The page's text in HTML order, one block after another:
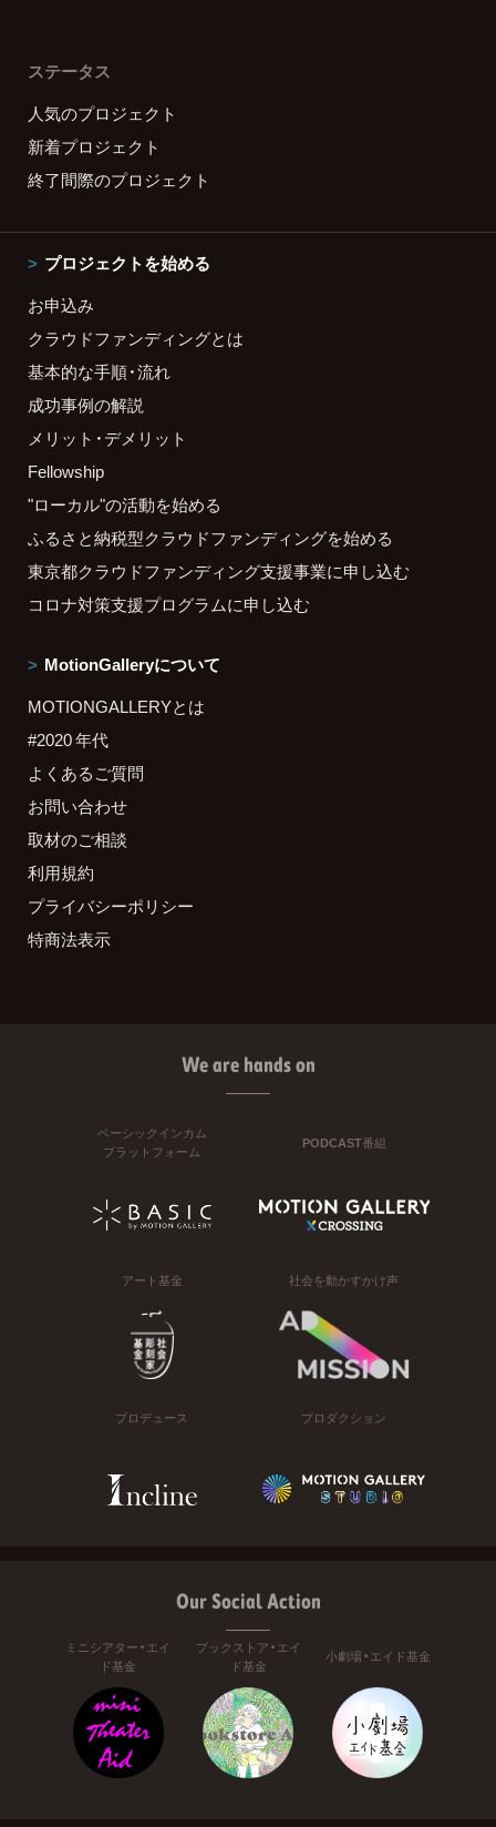
ステータス
人気のプロジェクト
新着プロジェクト
終了間際のプロジェクト
プロジェクトを始める
お申込み
クラウドファンディングとは
基本的な手順・流れ
成功事例の解説
メリット・デメリット
Fellowship
"ローカル"の活動を始める
ふるさと納税型クラウドファンディングを始める
東京都クラウドファンディング支援事業に申し込む
コロナ対策支援プログラムに申し込む
MotionGalleryについて
MOTIONGALLERYとは
#2020 年代
よくあるご質問
お問い合わせ
取材のご相談
利用規約
プライバシーポリシー
特商法表示
We are hands on
ベーシックインカム
プラットフォーム
PODCAST番組
アート基金 社会を動かすかけ声
プロデュース プロダクション
Our Social Action
ミニシアター・エイ
ド基金
ブックストア・エイ
ド基金
小劇場・エイド基金